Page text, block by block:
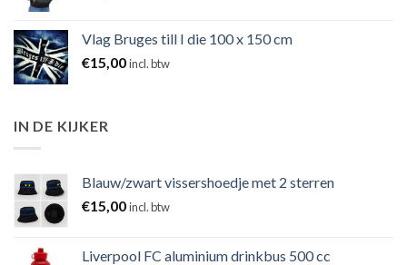
Vlag Bruges till I die 100 x 150 cm
€15,00incl. btw
IN DE KIJKER
Blauw/zwart vissershoedje met 2 sterren
€15,00incl. btw
Liverpool FC aluminium drinkbus 500 cc